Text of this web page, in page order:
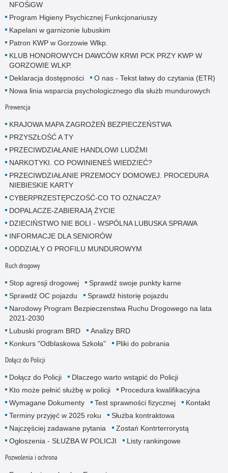
NFOŚiGW
Program Higieny Psychicznej Funkcjonariuszy
Kapelani w garnizonie lubuskim
Patron KWP w Gorzowie Wlkp.
KLUB HONOROWYCH DAWCÓW KRWI PCK PRZY KWP W
GORZOWIE WLKP.
Deklaracja dostępności
O nas - Tekst łatwy do czytania (ETR)
Nowa linia wsparcia psychologicznego dla służb mundurowych
Prewencja
KRAJOWA MAPA ZAGROŻEŃ BEZPIECZEŃSTWA
PRZYSZŁOŚĆ A TY
PRZECIWDZIAŁANIE HANDLOWI LUDŹMI
NARKOTYKI. CO POWINIENEŚ WIEDZIEĆ?
PRZECIWDZIAŁANIE PRZEMOCY DOMOWEJ. PROCEDURA
NIEBIESKIE KARTY
CYBERPRZESTĘPCZOŚĆ-CO TO OZNACZA?
DOPALACZE-ZABIERAJĄ ŻYCIE
DZIECIŃSTWO NIE BOLI - WSPÓLNA LUBUSKA SPRAWA
INFORMACJE DLA SENIORÓW
ODDZIAŁY O PROFILU MUNDUROWYM
Ruch drogowy
Stop agresji drogowej
Sprawdź swoje punkty karne
Sprawdź OC pojazdu
Sprawdź historię pojazdu
Narodowy Program Bezpieczenstwa Ruchu Drogowego na lata
2021-2030
Lubuski program BRD
Analizy BRD
Konkurs "Odblaskowa Szkoła"
Pliki do pobrania
Dołącz do Policji
Dołącz do Policji
Dlaczego warto wstąpić do Policji
Kto może pełnić służbę w policji
Procedura kwalifikacyjna
Wymagane Dokumenty
Test sprawności fizycznej
Kontakt
Terminy przyjęć w 2025 roku
Służba kontraktowa
Najczęściej zadawane pytania
Zostań Kontrterrorystą
Ogłoszenia - SŁUŻBA W POLICJI
Listy rankingowe
Pozwolenia i ochrona